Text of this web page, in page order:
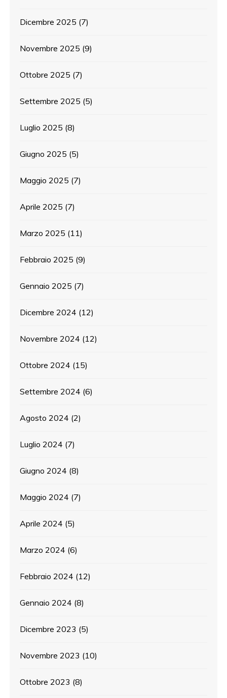
Dicembre 2025 (7)
Novembre 2025 (9)
Ottobre 2025 (7)
Settembre 2025 (5)
Luglio 2025 (8)
Giugno 2025 (5)
Maggio 2025 (7)
Aprile 2025 (7)
Marzo 2025 (11)
Febbraio 2025 (9)
Gennaio 2025 (7)
Dicembre 2024 (12)
Novembre 2024 (12)
Ottobre 2024 (15)
Settembre 2024 (6)
Agosto 2024 (2)
Luglio 2024 (7)
Giugno 2024 (8)
Maggio 2024 (7)
Aprile 2024 (5)
Marzo 2024 (6)
Febbraio 2024 (12)
Gennaio 2024 (8)
Dicembre 2023 (5)
Novembre 2023 (10)
Ottobre 2023 (8)